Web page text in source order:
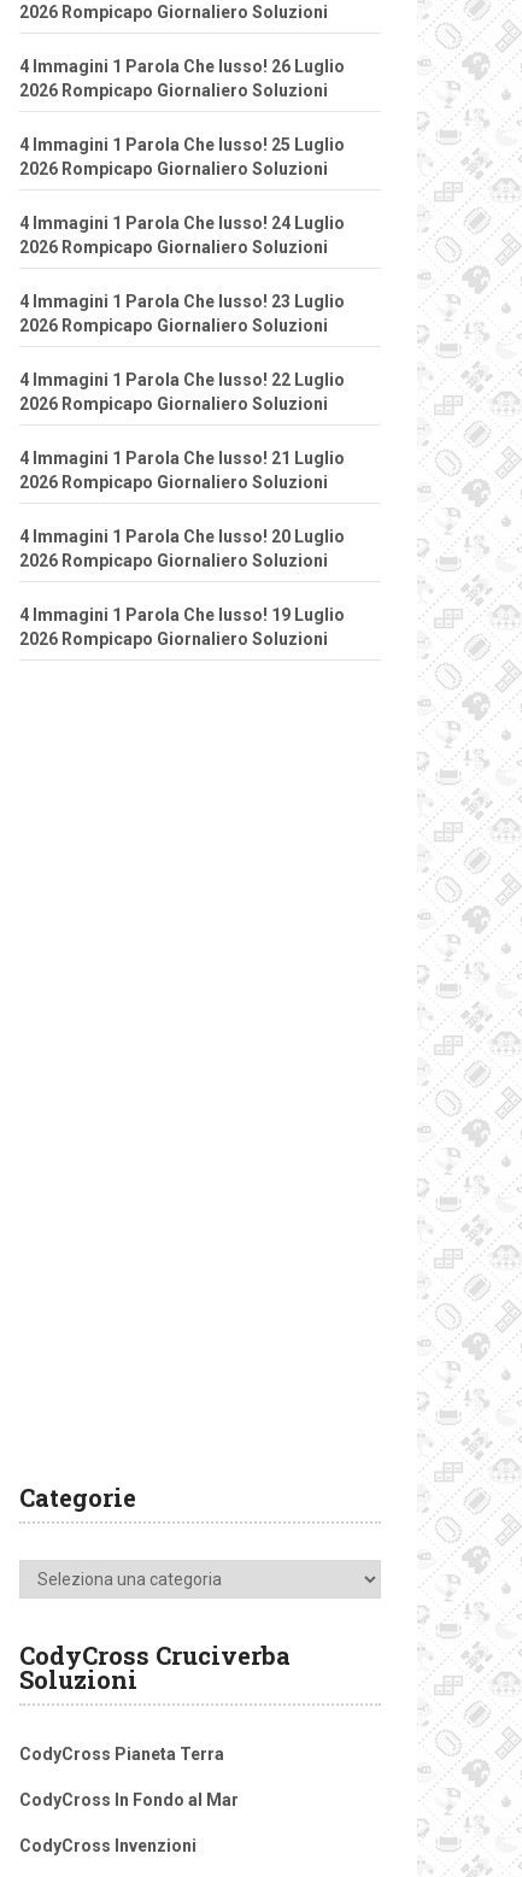
2026 Rompicapo Giornaliero Soluzioni
4 Immagini 1 Parola Che lusso! 26 Luglio
2026 Rompicapo Giornaliero Soluzioni
4 Immagini 1 Parola Che lusso! 25 Luglio
2026 Rompicapo Giornaliero Soluzioni
4 Immagini 1 Parola Che lusso! 24 Luglio
2026 Rompicapo Giornaliero Soluzioni
4 Immagini 1 Parola Che lusso! 23 Luglio
2026 Rompicapo Giornaliero Soluzioni
4 Immagini 1 Parola Che lusso! 22 Luglio
2026 Rompicapo Giornaliero Soluzioni
4 Immagini 1 Parola Che lusso! 21 Luglio
2026 Rompicapo Giornaliero Soluzioni
4 Immagini 1 Parola Che lusso! 20 Luglio
2026 Rompicapo Giornaliero Soluzioni
4 Immagini 1 Parola Che lusso! 19 Luglio
2026 Rompicapo Giornaliero Soluzioni
Categorie
Categorie
CodyCross Cruciverba
Soluzioni
CodyCross Pianeta Terra
CodyCross In Fondo al Mar
CodyCross Invenzioni